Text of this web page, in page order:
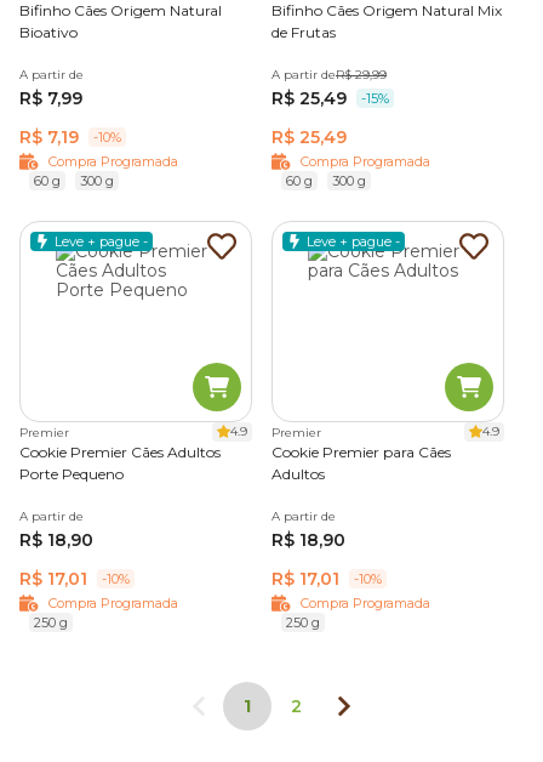
Bifinho Cães Origem Natural
Bioativo
A partir de
R$ 7,99
R$ 7,19
-10%
Compra Programada
60 g
300 g
Bifinho Cães Origem Natural Mix
de Frutas
A partir deR$ 29,99
R$ 25,49 -15%
R$ 25,49
Compra Programada
60 g
300 g
Leve + pague -
Premier 4.9
Cookie Premier Cães Adultos
Porte Pequeno
A partir de
R$ 18,90
R$ 17,01
-10%
Compra Programada
250 g
Leve + pague -
Premier 4.9
Cookie Premier para Cães
Adultos
A partir de
R$ 18,90
R$ 17,01
-10%
Compra Programada
250 g
1 2